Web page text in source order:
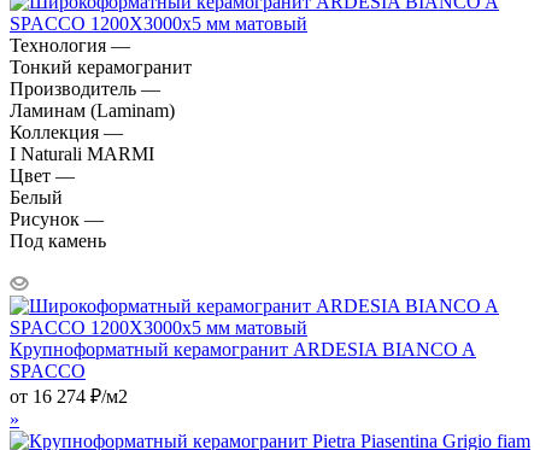
Технология —
Тонкий керамогранит
Производитель —
Ламинам (Laminam)
Коллекция —
I Naturali MARMI
Цвет —
Белый
Рисунок —
Под камень
Крупноформатный керамогранит ARDESIA BIANCO A
SPACCO
от 16 274 ₽/м2
»